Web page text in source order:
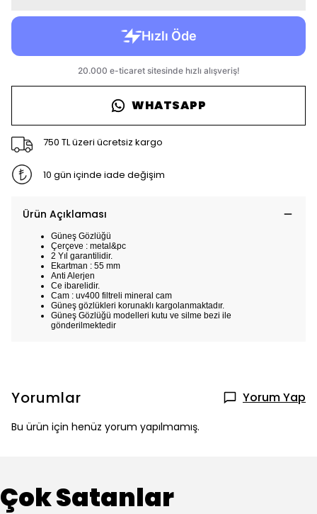
WHATSAPP
750 TL üzeri ücretsiz kargo
10 gün içinde iade değişim
Ürün Açıklaması
Güneş Gözlüğü
Çerçeve : metal&pc
2 Yıl garantilidir.
Ekartman : 55 mm
Anti Alerjen
Ce ibarelidir.
Cam : uv400 filtreli mineral cam
Güneş gözlükleri korunaklı kargolanmaktadır.
Güneş Gözlüğü modelleri kutu ve silme bezi ile
gönderilmektedir
Yorumlar Yorum Yap
Bu ürün için henüz yorum yapılmamış.
Çok Satanlar